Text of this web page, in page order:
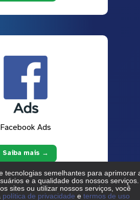
Facebook Ads
Saiba mais →